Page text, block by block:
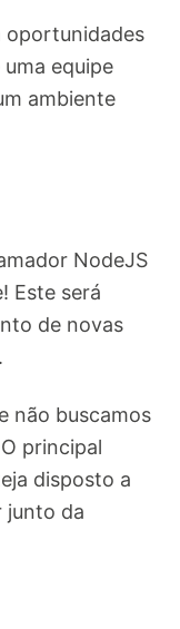
oportunidades
equipe
ambiente
NodeJS
Este será
de novas
não buscamos
principal
disposto a
junto da